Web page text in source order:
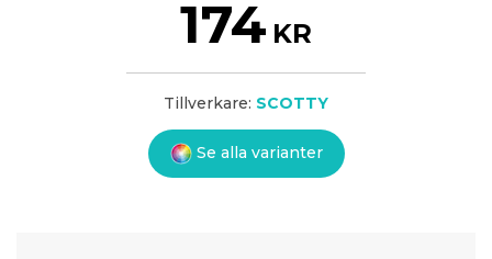
174 KR
Tillverkare: SCOTTY
Se alla varianter